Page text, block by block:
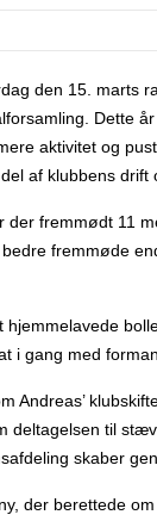
den 15. marts
Dette
aktivitet og
af klubbens drift
der fremmødt 11
fremmøde
hjemmelavede
i gang med
Andreas’
deltagelsen til
skaber
der berettede